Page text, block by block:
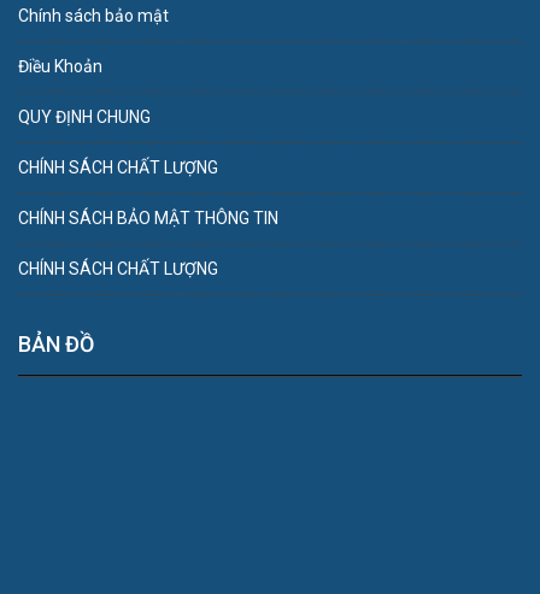
Chính sách bảo mật
Điều Khoản
QUY ĐỊNH CHUNG
CHÍNH SÁCH CHẤT LƯỢNG
CHÍNH SÁCH BẢO MẬT THÔNG TIN
CHÍNH SÁCH CHẤT LƯỢNG
BẢN ĐỒ